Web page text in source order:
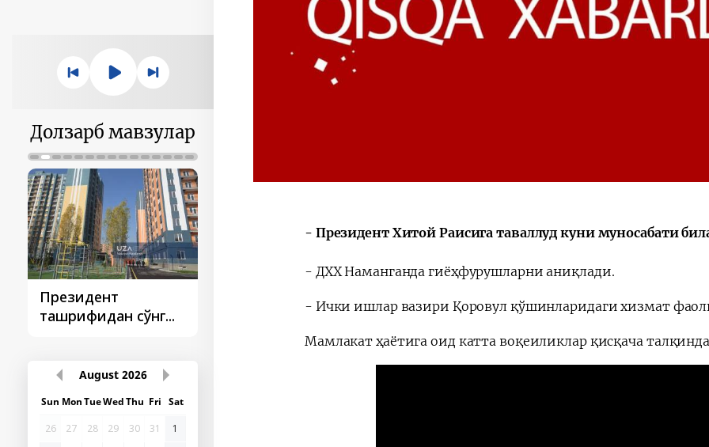
Долзарб мавзулар
Президент
ташрифидан сўнг...
ташрифлари
Қарор ва ижро
“Ўзбекистон –
стратегияси
August 2026
Sun MonTueWedThu Fri Sat
26
27 28 29 30 31
1
- Президент Хитой Раисига таваллуд куни муносабати
- ДХХ Наманганда гиёҳфурушларни аниқлади.
- Ички ишлар вазири Қоровул қўшинларидаги хизмат
Мамлакат ҳаётига оид катта воқеиликлар қисқача